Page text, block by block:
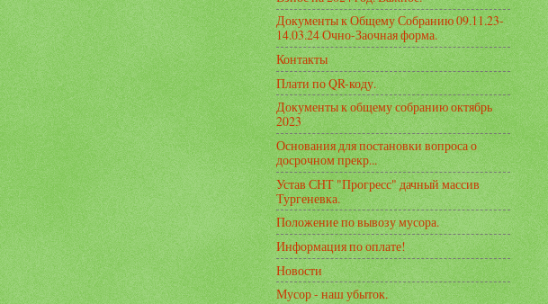
Документы к Общему Собранию 09.11.23-
14.03.24 Очно-Заочная форма.
Контакты
Плати по QR-коду.
Документы к общему собранию октябрь
2023
Основания для постановки вопроса о
досрочном прекр...
Устав СНТ "Прогресс" дачный массив
Тургеневка.
Положение по вывозу мусора.
Информация по оплате!
Новости
Мусор - наш убыток.